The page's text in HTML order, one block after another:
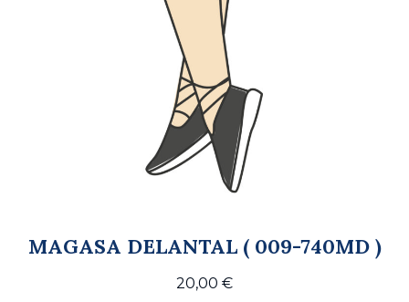
MAGASA DELANTAL ( 009-740MD )
20,00 €